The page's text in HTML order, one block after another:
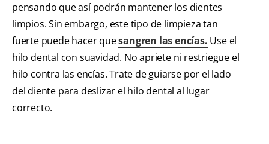
pensando que así podrán mantener los dientes
limpios. Sin embargo, este tipo de limpieza tan
fuerte puede hacer quesangren las encías. Use el
hilo dental con suavidad. No apriete ni restriegue el
hilo contra las encías. Trate de guiarse por el lado
del diente para deslizar el hilo dental al lugar
correcto.